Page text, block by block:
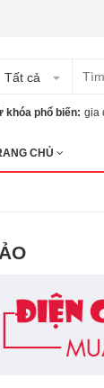
Tất cả
khóa phổ biến: gia
CHỦ